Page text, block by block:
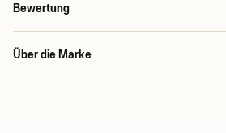
Bewertung
Über die Marke